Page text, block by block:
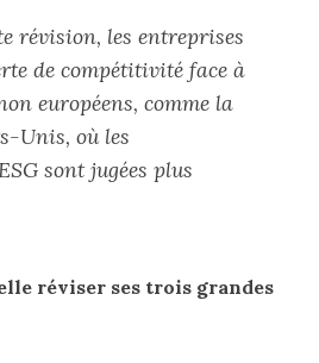
révision, les entreprises
de compétitivité face à
européens, comme la
Unis, où les
sont jugées plus
réviser ses trois grandes